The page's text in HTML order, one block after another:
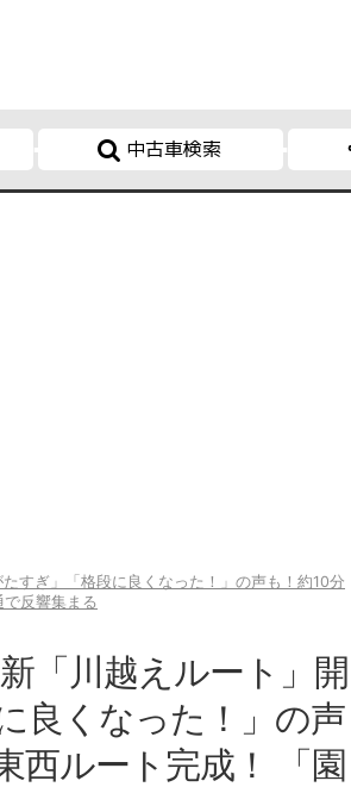
中古車検索
すぎ」「格段に良くなった！」の声も！約10分
反響集まる
「川越えルート」開
良くなった！」の声
西ルート完成！ 「園